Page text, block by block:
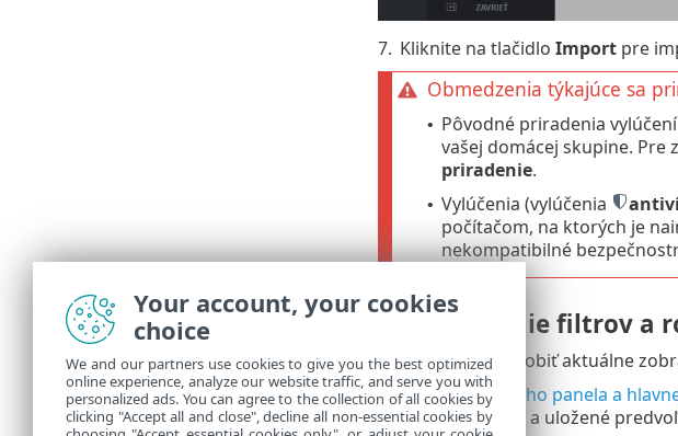
7. Kliknite na tlačidlo Importpre
Obmedzenia týkajúce sa
• Pôvodné priradenia
vašej domácej skupine.
priradenie.
• Vylúčenia (vylúčenia
počítačom, na ktorých je
nekompatibilné
Prispôsobenie filtrov a
Môžete si prispôsobiť aktuálne
• Správa bočného panela a
• Pridaniefiltra a uložené
Your account, your cookies
choice
We and our partners use cookies to give you the best optimized
online experience, analyze our website traffic, and serve you with
personalized ads. You can agree to the collection of all cookies by
clicking "Accept all and close", decline all non-essential cookies by